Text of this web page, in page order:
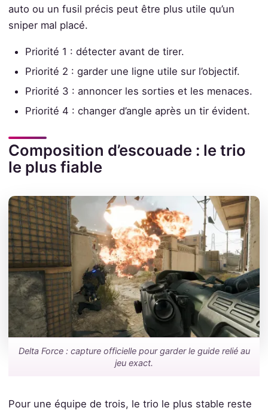
auto ou un fusil précis peut être plus utile qu’un
sniper mal placé.
Priorité 1 : détecter avant de tirer.
Priorité 2 : garder une ligne utile sur l’objectif.
Priorité 3 : annoncer les sorties et les menaces.
Priorité 4 : changer d’angle après un tir évident.
Composition d’escouade : le trio
le plus fiable
Delta Force : capture officielle pour garder le guide relié au
jeu exact.
Pour une équipe de trois, le trio le plus stable reste